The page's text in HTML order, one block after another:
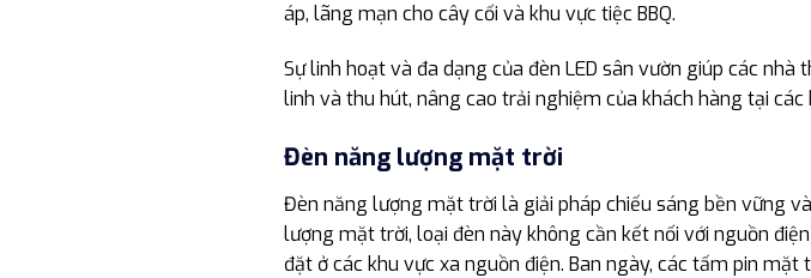
áp, lãng mạn cho cây cối và khu vực tiệc BBQ.
Sự linh hoạt và đa dạng của đèn LED sân vườn giúp các
linh và thu hút, nâng cao trải nghiệm của khách hàng tại các
Đèn năng lượng mặt trời
Đèn năng lượng mặt trời là giải pháp chiếu sáng bền vững
lượng mặt trời, loại đèn này không cần kết nối với nguồn
đặt ở các khu vực xa nguồn điện. Ban ngày, các tấm pin